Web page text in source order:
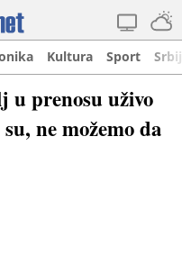
Kultura Sport
u prenosu uživo
ne možemo da